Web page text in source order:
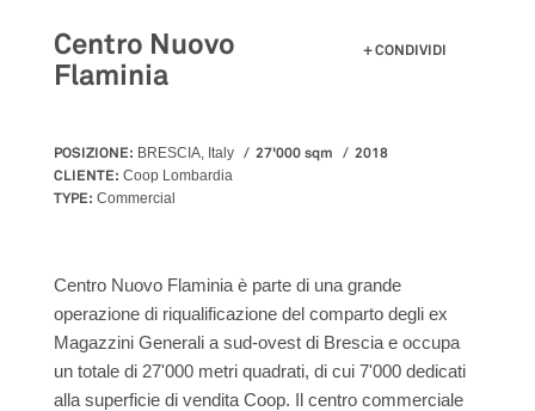
Centro Nuovo
Flaminia
CONDIVIDI
POSIZIONE: BRESCIA, Italy 27'000 sqm
2018
CLIENTE: Coop Lombardia
TYPE: Commercial
Centro Nuovo Flaminia è parte di una grande
operazione di riqualificazione del comparto degli ex
Magazzini Generali a sud-ovest di Brescia e occupa
un totale di 27'000 metri quadrati, di cui 7'000 dedicati
alla superficie di vendita Coop. Il centro commerciale